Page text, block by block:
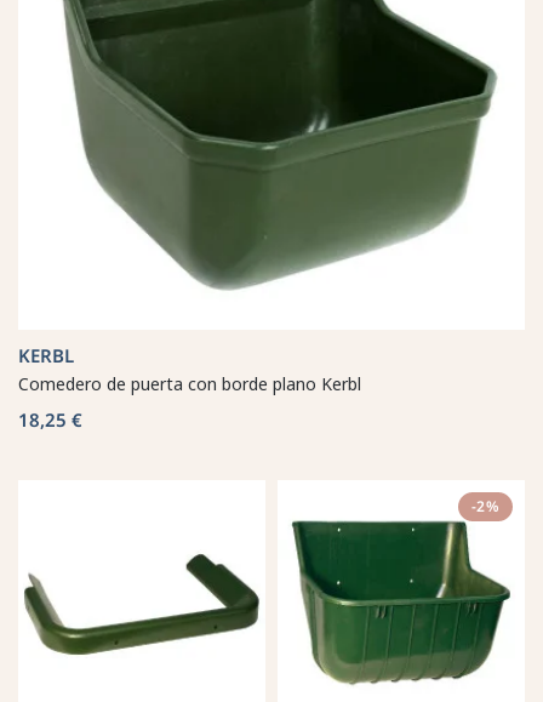
KERBL
Comedero de puerta con borde plano Kerbl
18,25 €
-2%